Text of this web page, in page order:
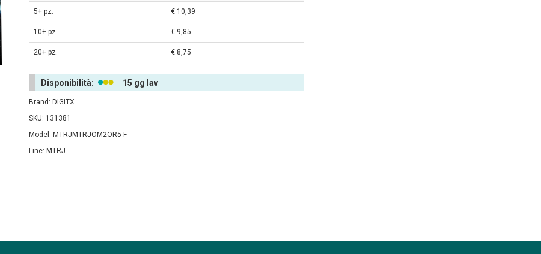
5+ pz. € 10,39
10+ pz. € 9,85
20+ pz. € 8,75
Disponibilità: 15 gg lav
Brand: DIGITX
SKU: 131381
Model: MTRJMTRJOM2OR5-F
Line: MTRJ